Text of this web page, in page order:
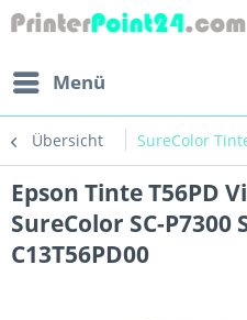
Menü
Übersicht SureColor
Epson Tinte T56PD
SureColor SC-P7300
C13T56PD00